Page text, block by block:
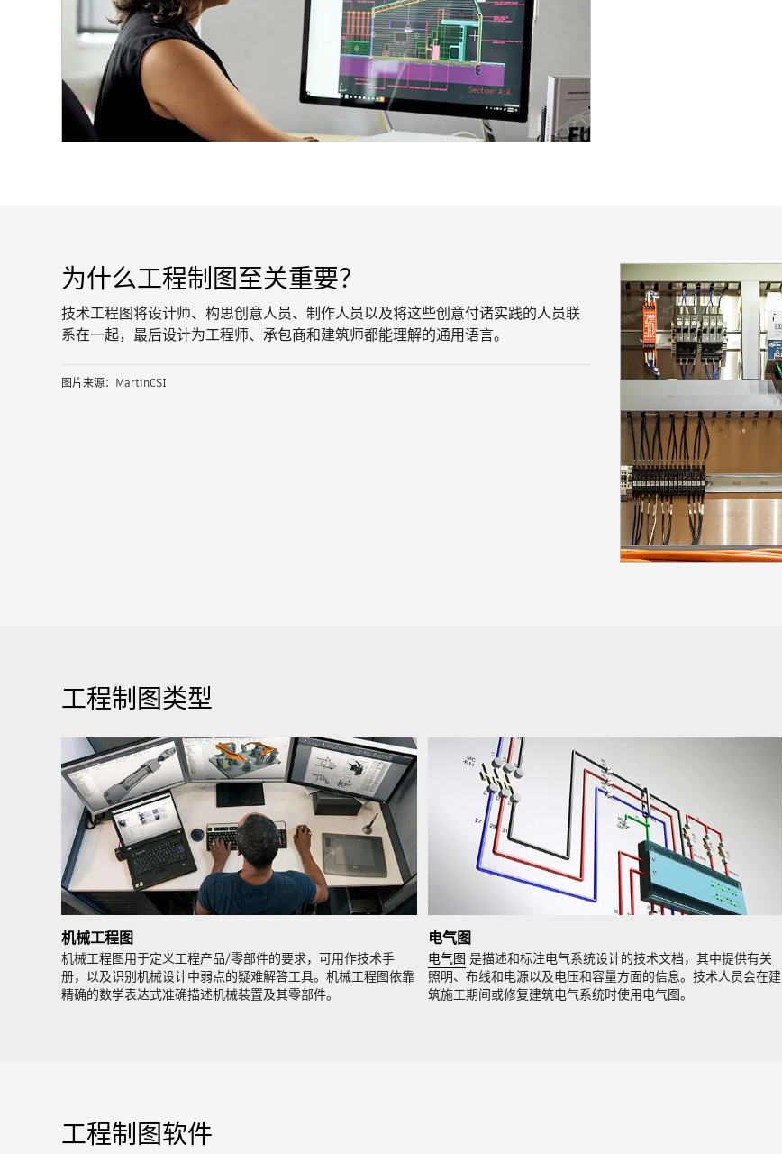
为什么工程制图至关重要？
技术工程图将设计师、构思创意人员、制作人员以及将这些创意付诸实践的人员联
系在一起，最后设计为工程师、承包商和建筑师都能理解的通用语言。
图片来源：MartinCSI
工程制图类型
机械工程图
机械工程图用于定义工程产品/零部件的要求，可用作技术手
册，以及识别机械设计中弱点的疑难解答工具。机械工程图依靠
精确的数学表达式准确描述机械装置及其零部件。
电气图
电气图 是描述和标注电气系统设计的技术文档，其中提供有关
照明、布线和电源以及电压和容量方面的信息。技术人员会在建
筑施工期间或修复建筑电气系统时使用电气图。
工程制图软件